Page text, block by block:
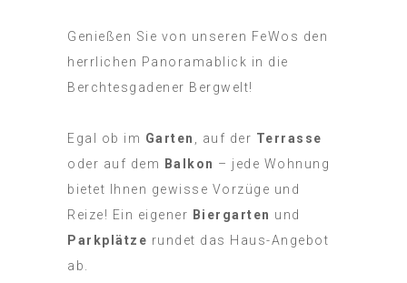
Genießen Sie von unseren FeWos den
herrlichen Panoramablick in die
Berchtesgadener Bergwelt!
Egal ob im Garten , auf der Terrasse
oder auf dem
Balkon – jede Wohnung
bietet Ihnen gewisse Vorzüge und
Reize! Ein eigener Biergarten und
Parkplätze rundet das Haus-Angebot
ab.